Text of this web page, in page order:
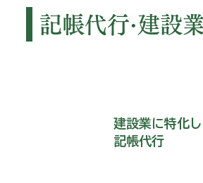
記帳代行·建設
建設業に特化
記帳代行